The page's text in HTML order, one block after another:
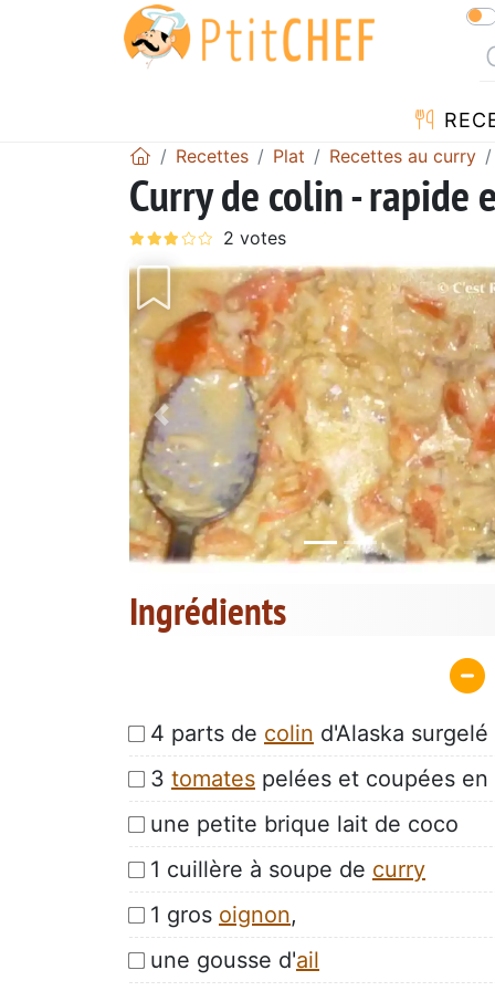
Recettes Plat Recettes au curry
Curry de colin - rapide
Précédent
Ingrédients
4 parts de colin d'Alaska surgelé
3 tomates pelées et coupées
une petite brique lait de coco
1 cuillère à soupe de curry
1 gros oignon,
une gousse d'ail